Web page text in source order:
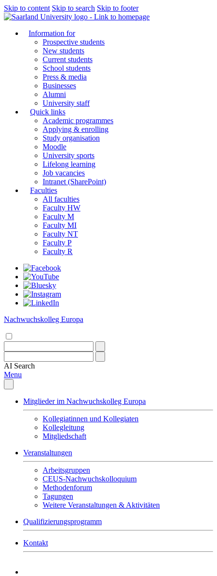
Skip to content Skip to search Skip to footer
Information for
Prospective students
New students
Current students
School students
Press & media
Businesses
Alumni
University staff
Quick links
Academic programmes
Applying & enrolling
Study organisation
Moodle
University sports
Lifelong learning
Job vacancies
Intranet (SharePoint)
Faculties
All faculties
Faculty HW
Faculty M
Faculty MI
Faculty NT
Faculty P
Faculty R
Nachwuchskolleg Europa
AI Search
Menu
Mitglieder im Nachwuchskolleg Europa
Kollegiatinnen und Kollegiaten
Kollegleitung
Mitgliedschaft
Veranstaltungen
Arbeitsgruppen
CEUS-Nachwuchskolloquium
Methodenforum
Tagungen
Weitere Veranstaltungen & Aktivitäten
Qualifizierungsprogramm
Kontakt